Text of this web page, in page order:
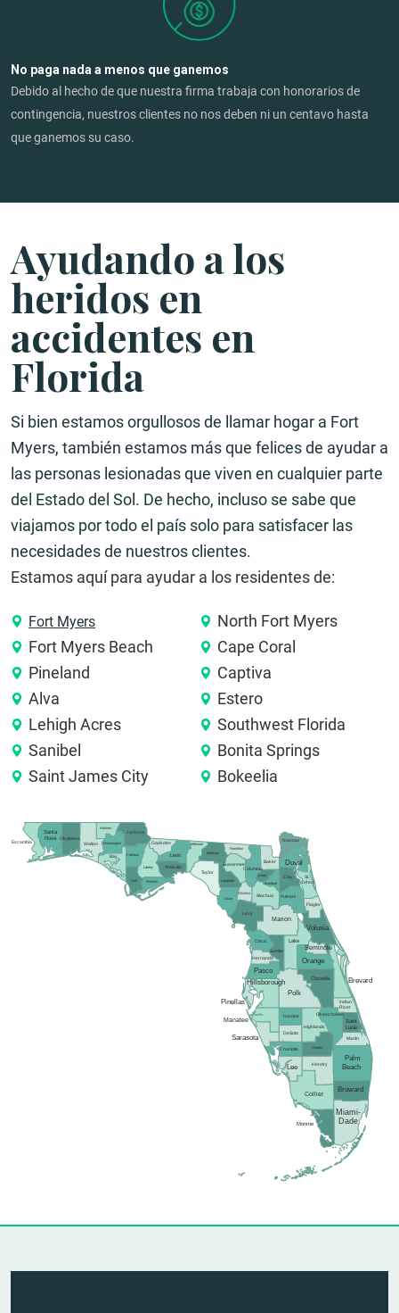
No paga nada a menos que ganemos
Debido al hecho de que nuestra firma trabaja con honorarios de
contingencia, nuestros clientes no nos deben ni un centavo hasta
que ganemos su caso.
Ayudando a los
heridos en
accidentes en
Florida
Si bien estamos orgullosos de llamar hogar a Fort
Myers, también estamos más que felices de ayudar a
las personas lesionadas que viven en cualquier parte
del Estado del Sol. De hecho, incluso se sabe que
viajamos por todo el país solo para satisfacer las
necesidades de nuestros clientes.
Estamos aquí para ayudar a los residentes de:
Fort Myers
North Fort Myers
Fort Myers Beach
Cape Coral
Pineland
Captiva
Alva
Estero
Lehigh Acres
Southwest Florida
Sanibel
Bonita Springs
Saint James City
Bokeelia
Alachua
Baker
Bay
Bradford
Brevard
Broward
Calhoun
Charlotte
Citrus
Clay
Collier
Columbia
DeSoto
Dixie
Duval
Escambia
Flagler
Franklin
Gadsden
Gilchrist
Glades
Gulf
Hamilton
Hardee
Hendry
Hernando
Highlands
Hillsborough
Holmes
Indian
River
Jackson
Jefferson
Lafayette
Lake
Lee
Leon
Levy
Liberty
Madison
Manatee
Marion
Martin
Miami-
Dade
Monroe
Nassau
Okaloosa
Okeechobee
Orange
Osceola
Palm
Beach
Pasco
Pinellas
Polk
Putnam
St.
Johns
Saint
Lucie
Santa
Rosa
Sarasota
Seminole
Sumter
Suwannee
Taylor
Union
Volusia
Wakulla
Walton Washington